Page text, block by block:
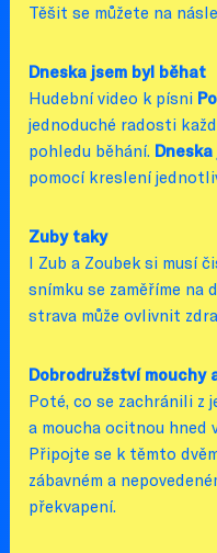
Těšit se můžete na
Dneska jsem byl běhat
Hudební video k písni
jednoduché radosti
pohledu běhání.
pomocí kreslení
Zuby taky
I Zub a Zoubek si musí
snímku se zaměříme na
strava může ovlivnit
Dobrodružství mouchy
Poté, co se zachránili z
a moucha ocitnou hned
Připojte se k těmto
zábavném a
překvapení.